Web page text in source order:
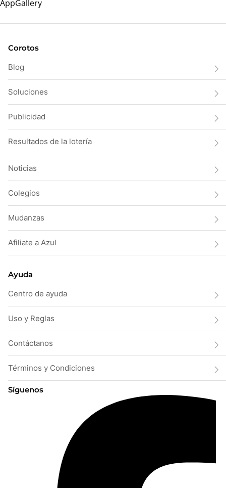
Corotos
Blog
Soluciones
Publicidad
Resultados de la lotería
Noticias
Colegios
Mudanzas
Afiliate a Azul
Ayuda
Centro de ayuda
Uso y Reglas
Contáctanos
Términos y Condiciones
Síguenos